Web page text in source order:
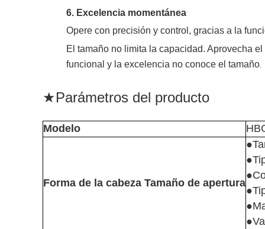
6. Excelencia momentánea
Opere con precisión y control, gracias a la
El tamaño no limita la capacidad. Aprovecha
funcional y la excelencia no conoce el tamaño.
★Parámetros del producto
Modelo
Forma de la cabeza Tamaño de apertura